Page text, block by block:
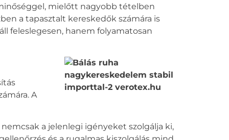
mielőtt nagyobb tételben
a tapasztalt kereskedők számára is
feleslegesen, hanem folyamatosan
A
a jelenlegi igényeket szolgálja ki,